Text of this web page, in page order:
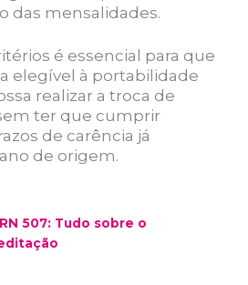
das mensalidades.
é essencial para que
elegível à portabilidade
realizar a troca de
ter que cumprir
de carência já
de origem.
RN 507: Tudo sobre o